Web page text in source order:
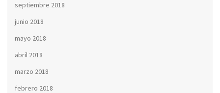
septiembre 2018
junio 2018
mayo 2018
abril 2018
marzo 2018
febrero 2018